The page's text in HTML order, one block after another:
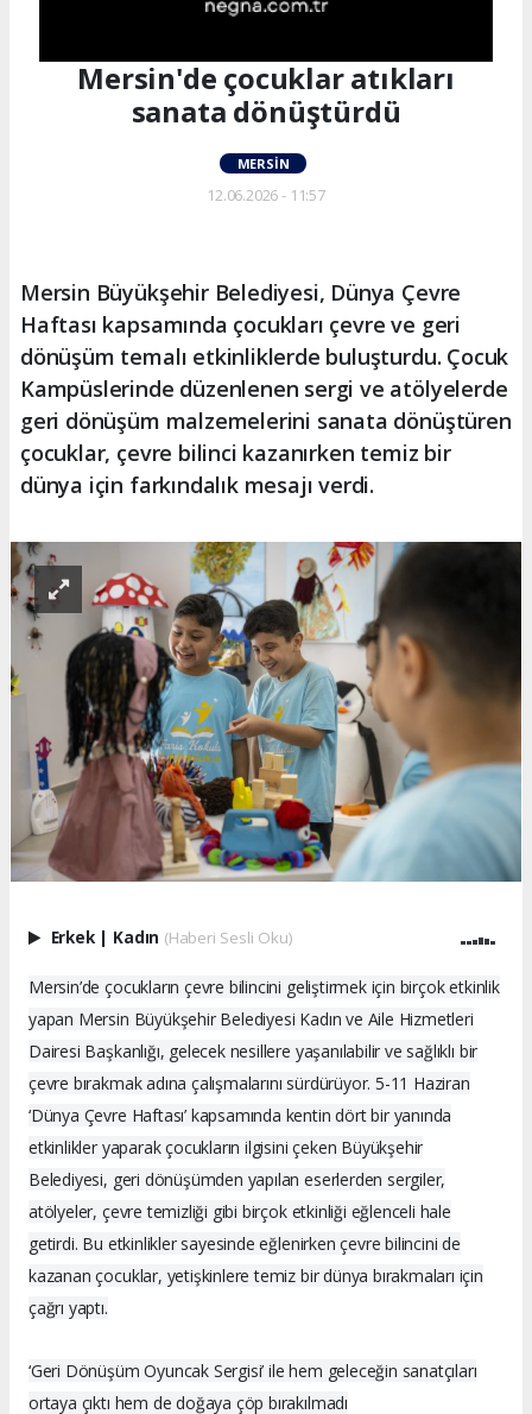
Mersin'de çocuklar atıkları
sanata dönüştürdü
MERSIN
12.06.2026 - 11:57
Mersin Büyükşehir Belediyesi, Dünya Çevre
Haftası kapsamında çocukları çevre ve geri
dönüşüm temalı etkinliklerde buluşturdu. Çocuk
Kampüslerinde düzenlenen sergi ve atölyelerde
geri dönüşüm malzemelerini sanata dönüştüren
çocuklar, çevre bilinci kazanırken temiz bir
dünya için farkındalık mesajı verdi.
Erkek Kadın (Haberi Sesli Oku)
Mersin’de çocukların çevre bilincini geliştirmek için birçok etkinlik
yapan Mersin Büyükşehir Belediyesi Kadın ve Aile Hizmetleri
Dairesi Başkanlığı, gelecek nesillere yaşanılabilir ve sağlıklı bir
çevre bırakmak adına çalışmalarını sürdürüyor. 5-11 Haziran
‘Dünya Çevre Haftası’ kapsamında kentin dört bir yanında
etkinlikler yaparak çocukların ilgisini çeken Büyükşehir
Belediyesi, geri dönüşümden yapılan eserlerden sergiler,
atölyeler, çevre temizliği gibi birçok etkinliği eğlenceli hale
getirdi. Bu etkinlikler sayesinde eğlenirken çevre bilincini de
kazanan çocuklar, yetişkinlere temiz bir dünya bırakmaları için
çağrı yaptı.
‘Geri Dönüşüm Oyuncak Sergisi’ ile hem geleceğin sanatçıları
ortaya çıktı hem de doğaya çöp bırakılmadı